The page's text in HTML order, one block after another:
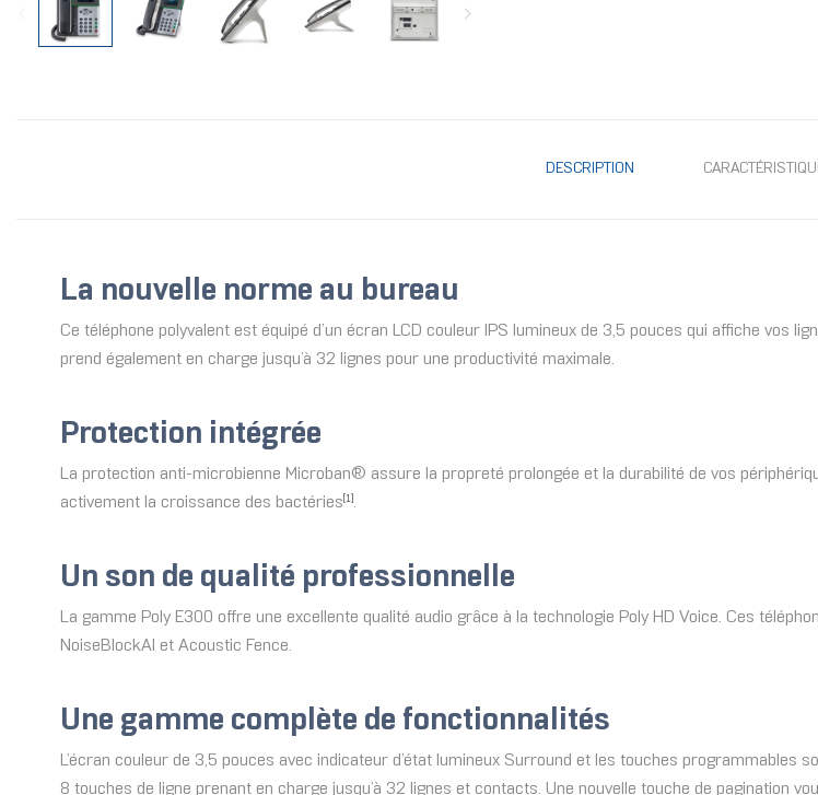
DESCRIPTION
La nouvelle norme au bureau
Ce téléphone polyvalent est équipé d’un écran LCD couleur IPS lumineux de 3,5 pouces qui affiche vos
prend également en charge jusqu’à 32 lignes pour une productivité maximale.
Protection intégrée
La protection anti-microbienne Microban® assure la propreté prolongée et la durabilité de vos
activement la croissance des bactéries [1] .
Un son de qualité professionnelle
La gamme Poly E300 offre une excellente qualité audio grâce à la technologie Poly HD Voice. Ces
NoiseBlockAI et Acoustic Fence.
Une gamme complète de fonctionnalités
L’écran couleur de 3,5 pouces avec indicateur d’état lumineux Surround et les touches programmables
8 touches de ligne prenant en charge jusqu’à 32 lignes et contacts. Une nouvelle touche de pagination